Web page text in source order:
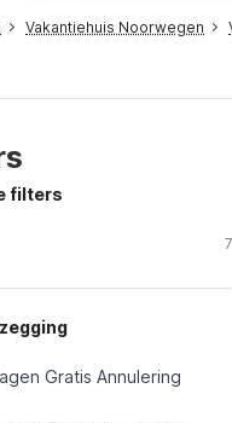
Vakantiehuis Noorwegen
filters
7
Gratis Annulering